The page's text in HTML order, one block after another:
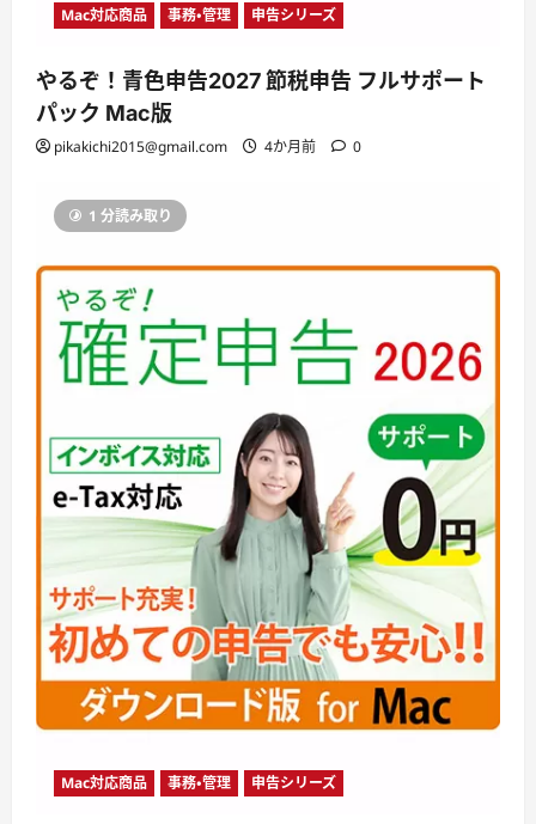
Mac対応商品 事務・管理 申告シリーズ
やるぞ！青色申告2027 節税申告 フルサポート
パック Mac版
pikakichi2015@gmail.com 4か月前 0
1 分読み取り
Mac対応商品 事務・管理 申告シリーズ